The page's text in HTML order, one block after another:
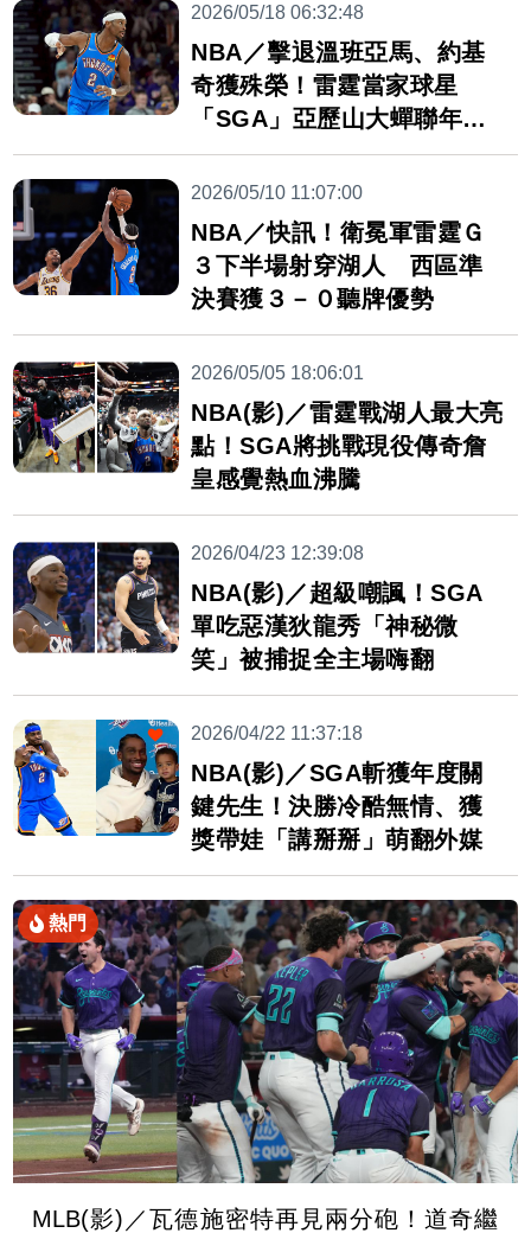
2026/05/18 06:32:48
NBA／擊退溫班亞馬、約基
奇獲殊榮！雷霆當家球星
「SGA」亞歷山大蟬聯年度
MVP
2026/05/10 11:07:00
NBA／快訊！衛冕軍雷霆Ｇ
３下半場射穿湖人 西區準
決賽獲３－０聽牌優勢
2026/05/05 18:06:01
NBA(影)／雷霆戰湖人最大亮
點！SGA將挑戰現役傳奇詹
皇感覺熱血沸騰
2026/04/23 12:39:08
NBA(影)／超級嘲諷！SGA
單吃惡漢狄龍秀「神秘微
笑」被捕捉全主場嗨翻
2026/04/22 11:37:18
NBA(影)／SGA斬獲年度關
鍵先生！決勝冷酷無情、獲
獎帶娃「講掰掰」萌翻外媒
熱門
MLB(影)／瓦德施密特再見兩分砲！道奇繼